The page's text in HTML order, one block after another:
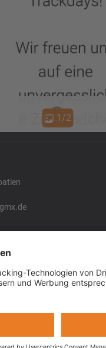
1/2
, kann ich diesen
inclusive und Fotos /